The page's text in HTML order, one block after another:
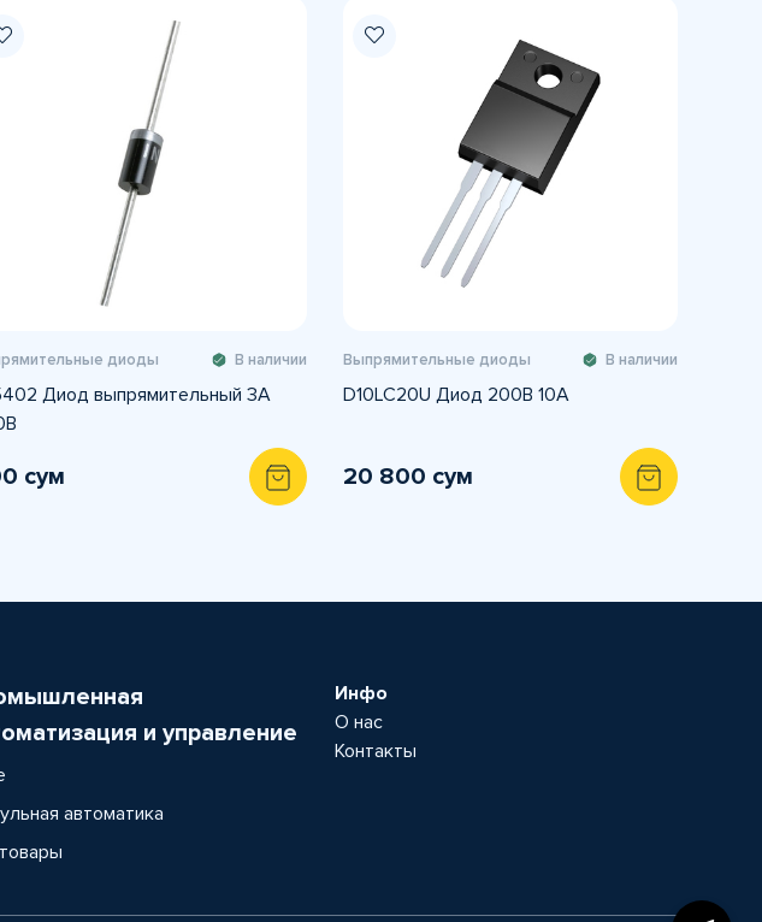
диоды В наличии
Диод выпрямительный 3А
сум
Выпрямительные диоды В наличии
D10LC20U Диод 200В 10А
20 800 сум
и управление
автоматика
Инфо
О нас
Контакты